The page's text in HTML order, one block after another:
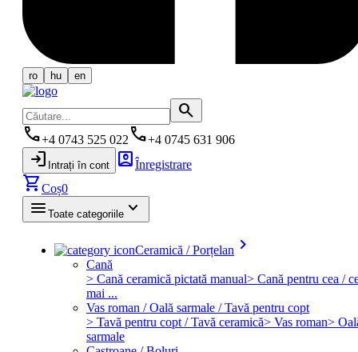
ro hu en
search
phone+4 0743 525 022 phone+4 0745 631 906
login Intrați în cont account_boxÎnregistrare
shopping_cartCoș0
menu Toate categoriile keyboard_arrow_down
Ceramică / Porțelan keyboard_arrow_right
Cană
> Cană ceramică pictată manual> Cană pentru cea /
mai ...
Vas roman / Oală sarmale / Tavă pentru copt
> Tavă pentru copt / Tavă ceramică> Vas roman>
sarmale